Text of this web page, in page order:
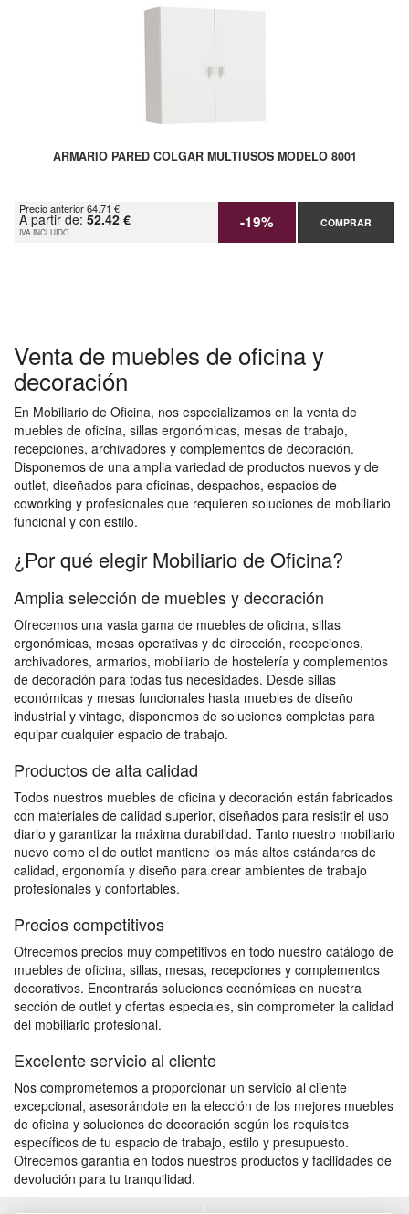
ARMARIO PARED COLGAR MULTIUSOS MODELO 8001
Precio anterior 64.71 €
A partir de: 52.42 €
IVA INCLUIDO -19% COMPRAR
Venta de muebles de oficina y
decoración
En Mobiliario de Oficina, nos especializamos en la venta de
muebles de oficina, sillas ergonómicas, mesas de trabajo,
recepciones, archivadores y complementos de decoración.
Disponemos de una amplia variedad de productos nuevos y de
outlet, diseñados para oficinas, despachos, espacios de
coworking y profesionales que requieren soluciones de mobiliario
funcional y con estilo.
¿Por qué elegir Mobiliario de Oficina?
Amplia selección de muebles y decoración
Ofrecemos una vasta gama de muebles de oficina, sillas
ergonómicas, mesas operativas y de dirección, recepciones,
archivadores, armarios, mobiliario de hostelería y complementos
de decoración para todas tus necesidades. Desde sillas
económicas y mesas funcionales hasta muebles de diseño
industrial y vintage, disponemos de soluciones completas para
equipar cualquier espacio de trabajo.
Productos de alta calidad
Todos nuestros muebles de oficina y decoración están fabricados
con materiales de calidad superior, diseñados para resistir el uso
diario y garantizar la máxima durabilidad. Tanto nuestro mobiliario
nuevo como el de outlet mantiene los más altos estándares de
calidad, ergonomía y diseño para crear ambientes de trabajo
profesionales y confortables.
Precios competitivos
Ofrecemos precios muy competitivos en todo nuestro catálogo de
muebles de oficina, sillas, mesas, recepciones y complementos
decorativos. Encontrarás soluciones económicas en nuestra
sección de outlet y ofertas especiales, sin comprometer la calidad
del mobiliario profesional.
Excelente servicio al cliente
Nos comprometemos a proporcionar un servicio al cliente
excepcional, asesorándote en la elección de los mejores muebles
de oficina y soluciones de decoración según los requisitos
específicos de tu espacio de trabajo, estilo y presupuesto.
Ofrecemos garantía en todos nuestros productos y facilidades de
devolución para tu tranquilidad.